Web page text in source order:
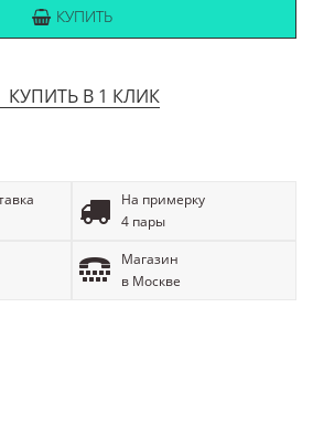
КУПИТЬ
КУПИТЬ В 1 КЛИК
На примерку
4 пары
Магазин
в Москве